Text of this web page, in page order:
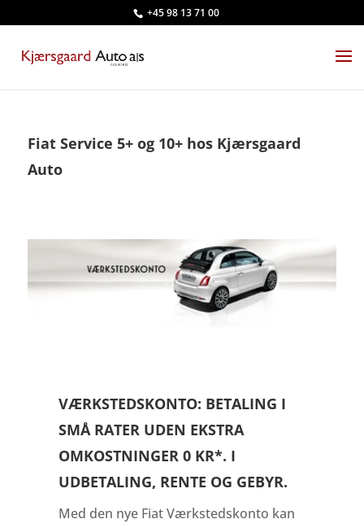
+45 98 13 71 00
Fiat Service 5+ og 10+ hos Kjærsgaard
Auto
VÆRKSTEDSKONTO: BETALING I
SMÅ RATER UDEN EKSTRA
OMKOSTNINGER 0 KR*. I
UDBETALING, RENTE OG GEBYR.
Med den nye Fiat Værkstedskonto kan